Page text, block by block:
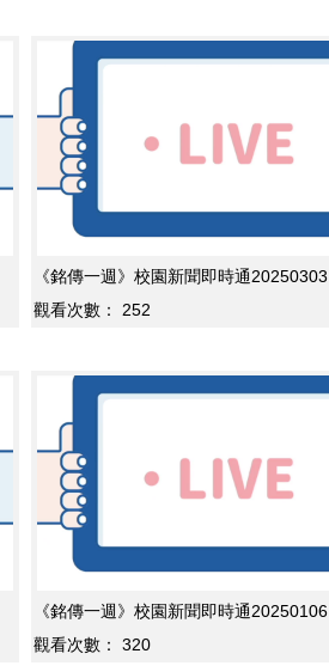
《銘傳一週》校園新聞即時通20250303
觀看次數：
252
《銘傳一週》校園新聞即時通20250106
觀看次數：
320